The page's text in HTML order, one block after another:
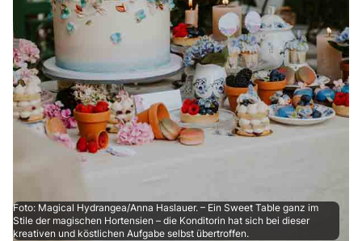
Foto: Magical Hydrangea/Anna Haslauer. – Ein Sweet Table ganz im
Stile der magischen Hortensien – die Konditorin hat sich bei dieser
kreativen und köstlichen Aufgabe selbst übertroffen.